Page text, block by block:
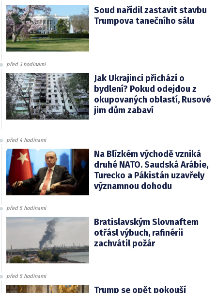
Soud nařídil zastavit stavbu
Trumpova tanečního sálu
před 3 hodinami
Jak Ukrajinci přichází o
bydlení? Pokud odejdou z
okupovaných oblastí, Rusové
jim dům zabaví
před 4 hodinami
Na Blízkém východě vzniká
druhé NATO. Saudská Arábie,
Turecko a Pákistán uzavřely
významnou dohodu
před 5 hodinami
Bratislavským Slovnaftem
otřásl výbuch, rafinérii
zachvátil požár
před 5 hodinami
Trump se opět pokouší